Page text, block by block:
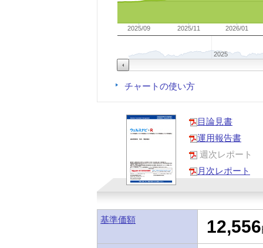
2025/09 2025/11 2026/01
2025
チャートの使い方
目論見書
運用報告書
週次レポート
月次レポート
基準価額 12,556